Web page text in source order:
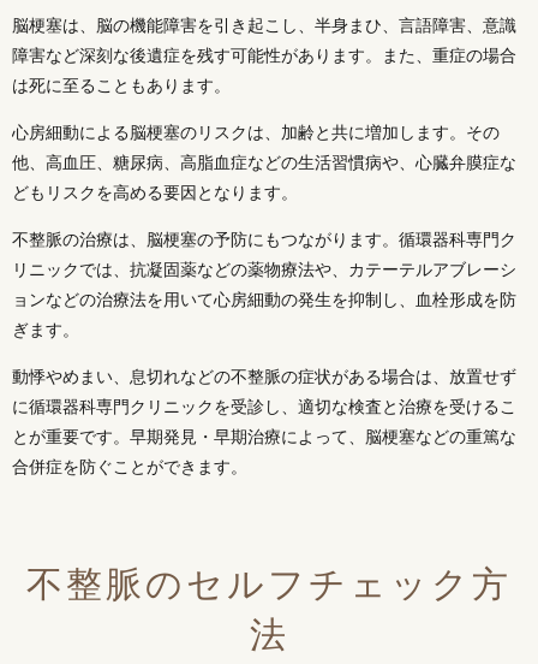
脳梗塞は、脳の機能障害を引き起こし、半身まひ、言語障害、意識
障害など深刻な後遺症を残す可能性があります。また、重症の場合
は死に至ることもあります。
心房細動による脳梗塞のリスクは、加齢と共に増加します。その
他、高血圧、糖尿病、高脂血症などの生活習慣病や、心臓弁膜症な
どもリスクを高める要因となります。
不整脈の治療は、脳梗塞の予防にもつながります。循環器科専門ク
リニックでは、抗凝固薬などの薬物療法や、カテーテルアブレーシ
ョンなどの治療法を用いて心房細動の発生を抑制し、血栓形成を防
ぎます。
動悸やめまい、息切れなどの不整脈の症状がある場合は、放置せず
に循環器科専門クリニックを受診し、適切な検査と治療を受けるこ
とが重要です。早期発見・早期治療によって、脳梗塞などの重篤な
合併症を防ぐことができます。
不整脈のセルフチェック方
法